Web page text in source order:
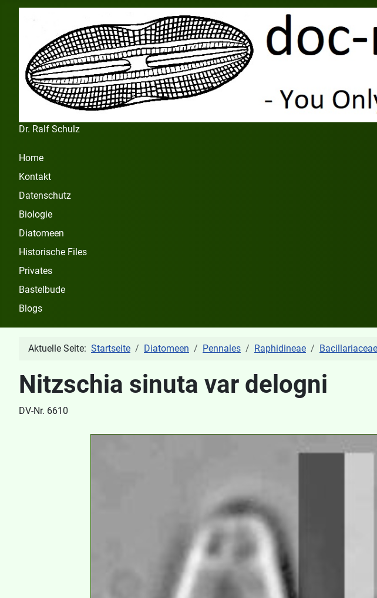
Dr. Ralf Schulz
Home
Kontakt
Datenschutz
Biologie
Diatomeen
Historische Files
Privates
Bastelbude
Blogs
Aktuelle Seite: Startseite Diatomeen Pennales Raphidineae Bacillariaceae
Nitzschia sinuta var delogni
DV-Nr. 6610